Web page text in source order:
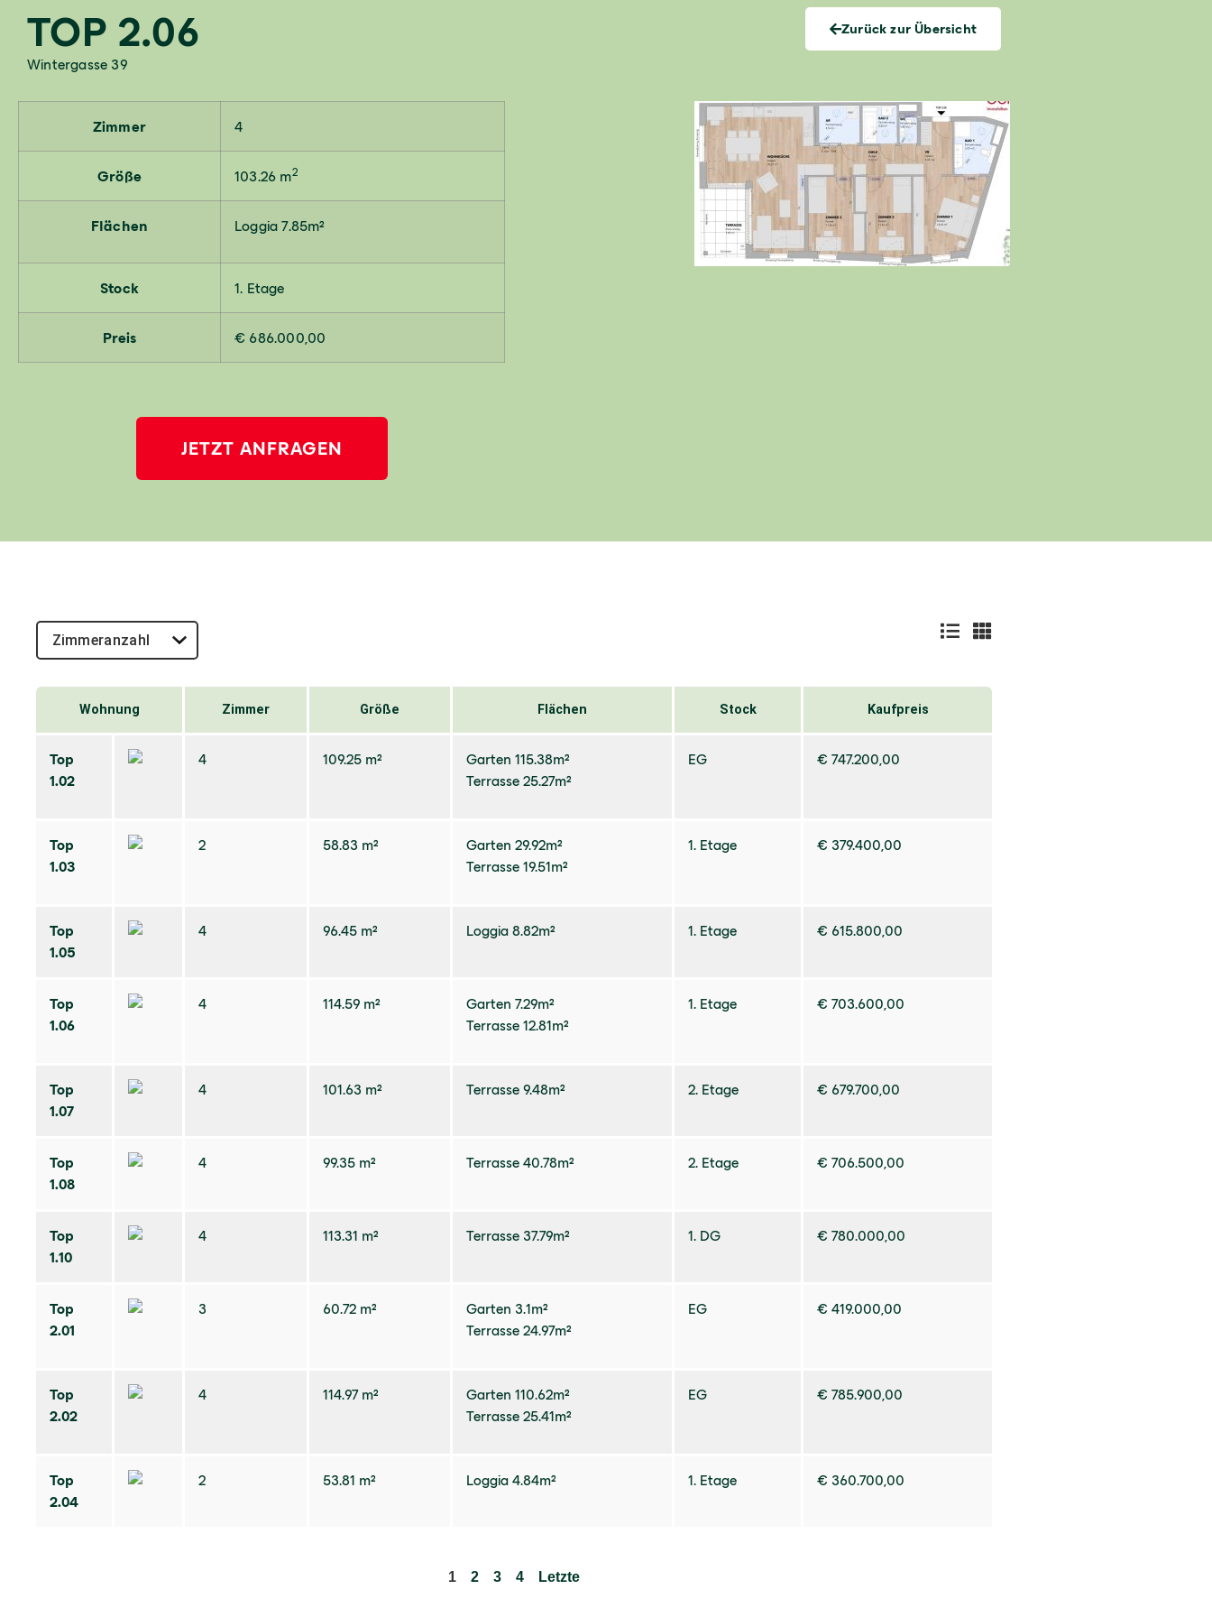
TOP 2.06
Wintergasse 39
Zurück zur Übersicht
Zimmer 4
Größe 103.26 m2
Flächen Loggia 7.85m²
Stock 1. Etage
Preis € 686.000,00
JETZT ANFRAGEN
Wohnung Zimmer Größe Flächen Stock Kaufpreis
Top
1.02
4 109.25 m²
Garten 115.38m²
Terrasse 25.27m²
EG € 747.200,00
Top
1.03
2 58.83 m²
Garten 29.92m²
Terrasse 19.51m²
1. Etage € 379.400,00
Top
1.05
4 96.45 m² Loggia 8.82m² 1. Etage € 615.800,00
Top
1.06
4 114.59 m²
Garten 7.29m²
Terrasse 12.81m²
1. Etage € 703.600,00
Top
1.07
4 101.63 m² Terrasse 9.48m² 2. Etage € 679.700,00
Top
1.08
4 99.35 m² Terrasse 40.78m² 2. Etage € 706.500,00
Top
1.10
4 113.31 m² Terrasse 37.79m² 1. DG € 780.000,00
Top
2.01
3 60.72 m²
Garten 3.1m²
Terrasse 24.97m²
EG € 419.000,00
Top
2.02
4 114.97 m²
Garten 110.62m²
Terrasse 25.41m²
EG € 785.900,00
Top
2.04
2 53.81 m² Loggia 4.84m² 1. Etage € 360.700,00
1 2 3 4 Letzte